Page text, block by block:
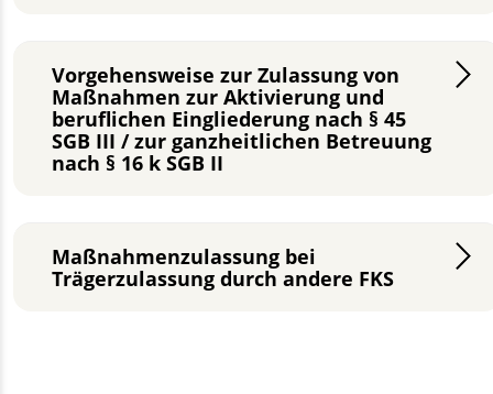
Vorgehensweise zur Zulassung von
Maßnahmen zur Aktivierung und
beruflichen Eingliederung nach § 45
SGB III / zur ganzheitlichen Betreuung
nach § 16 k SGB II
Maßnahmenzulassung bei
Trägerzulassung durch andere FKS